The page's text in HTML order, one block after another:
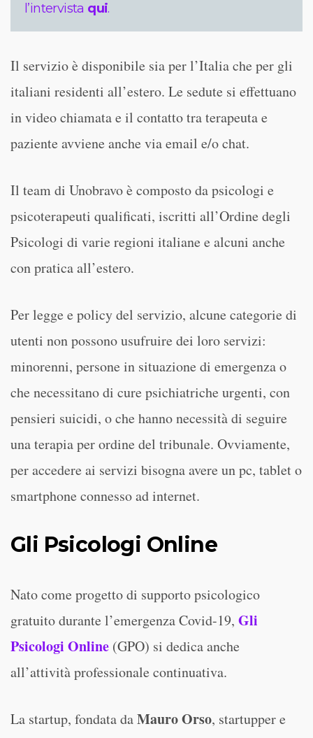
l’intervista qui.
Il servizio è disponibile sia per l’Italia che per gli
italiani residenti all’estero. Le sedute si effettuano
in video chiamata e il contatto tra terapeuta e
paziente avviene anche via email e/o chat.
Il team di Unobravo è composto da psicologi e
psicoterapeuti qualificati, iscritti all’Ordine degli
Psicologi di varie regioni italiane e alcuni anche
con pratica all’estero.
Per legge e policy del servizio, alcune categorie di
utenti non possono usufruire dei loro servizi:
minorenni, persone in situazione di emergenza o
che necessitano di cure psichiatriche urgenti, con
pensieri suicidi, o che hanno necessità di seguire
una terapia per ordine del tribunale. Ovviamente,
per accedere ai servizi bisogna avere un pc, tablet o
smartphone connesso ad internet.
Gli Psicologi Online
Nato come progetto di supporto psicologico
gratuito durante l’emergenza Covid-19, Gli
Psicologi Online (GPO) si dedica anche
all’attività professionale continuativa.
La startup, fondata daMauro Orso, startupper e